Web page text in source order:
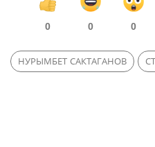
0 0 0
НУРЫМБЕТ САКТАГАНОВ